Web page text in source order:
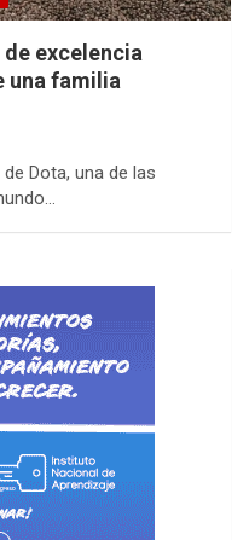
excelencia
una familia
Dota, una de las